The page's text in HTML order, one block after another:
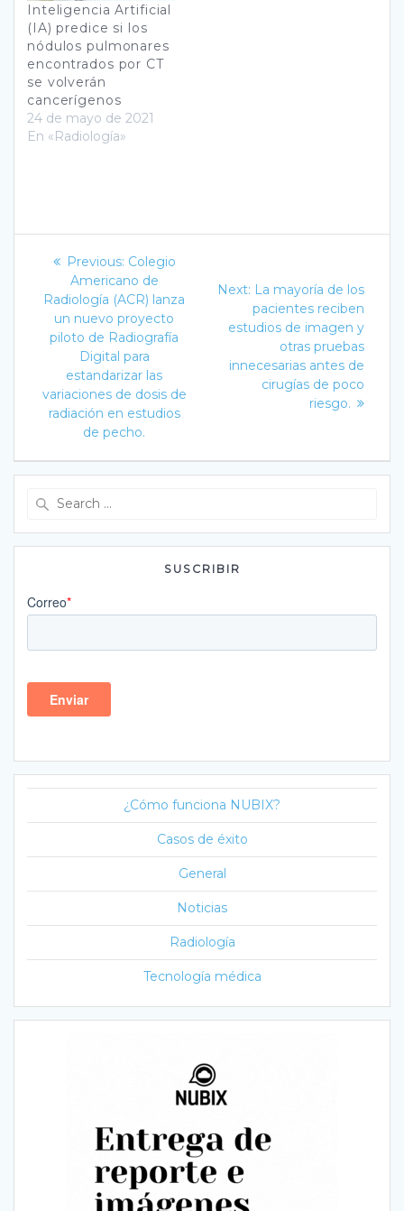
Inteligencia Artificial
(IA) predice si los
nódulos pulmonares
encontrados por CT
se volverán
cancerígenos
24 de mayo de 2021
En «Radiología»
Navegación
de
entradas
Previous: Previous
post:
Colegio
Americano de
Radiología (ACR) lanza
un nuevo proyecto
piloto de Radiografía
Digital para
estandarizar las
variaciones de dosis de
radiación en estudios
de pecho.
Next: Next
post:
La mayoría de los
pacientes reciben
estudios de imagen y
otras pruebas
innecesarias antes de
cirugías de poco
riesgo.
SUSCRIBIR
¿Cómo funciona NUBIX?
Casos de éxito
General
Noticias
Radiología
Tecnología médica